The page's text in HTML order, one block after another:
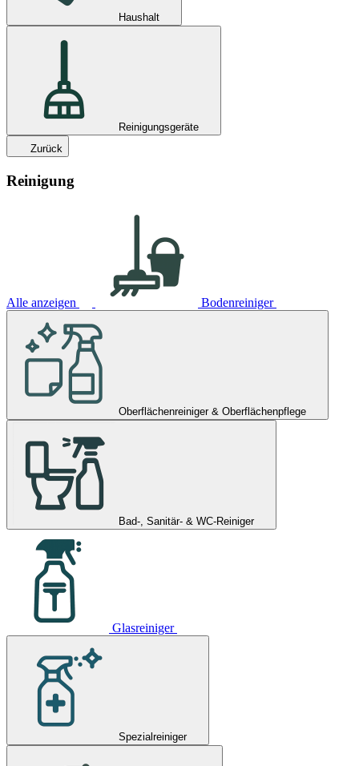
Haushalt
Reinigungsgeräte
Zurück
Reinigung
Alle anzeigen Bodenreiniger
Oberflächenreiniger & Oberflächenpflege
Bad-, Sanitär- & WC-Reiniger
Glasreiniger
Spezialreiniger